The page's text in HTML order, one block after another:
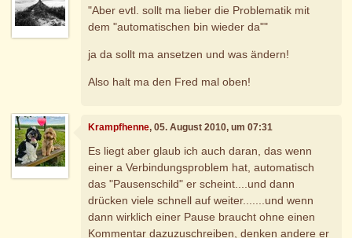
"Aber evtl. sollt ma lieber die Problematik mit
dem "automatischen bin wieder da""
ja da sollt ma ansetzen und was ändern!
Also halt ma den Fred mal oben!
Krampfhenne, 05. August 2010, um 07:31
Es liegt aber glaub ich auch daran, das wenn
einer a Verbindungsproblem hat, automatisch
das "Pausenschild" er scheint....und dann
drücken viele schnell auf weiter.......und wenn
dann wirklich einer Pause braucht ohne einen
Kommentar dazuzuschreiben, denken andere er